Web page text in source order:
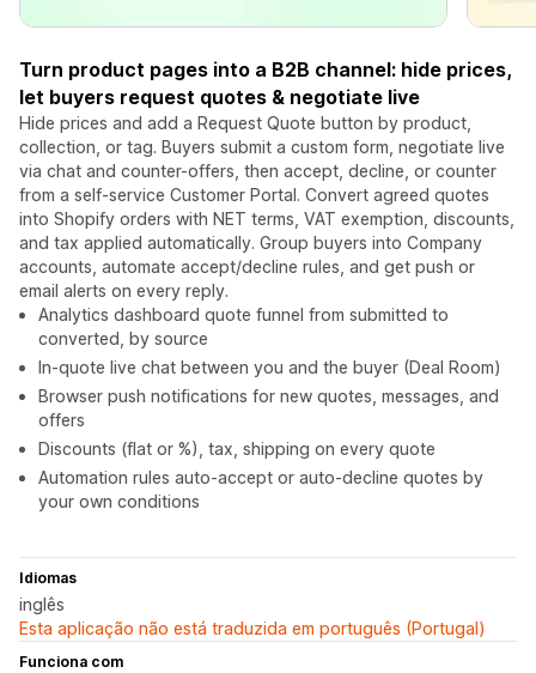
Turn product pages into a B2B channel: hide prices,
let buyers request quotes & negotiate live
Hide prices and add a Request Quote button by product,
collection, or tag. Buyers submit a custom form, negotiate live
via chat and counter-offers, then accept, decline, or counter
from a self-service Customer Portal. Convert agreed quotes
into Shopify orders with NET terms, VAT exemption, discounts,
and tax applied automatically. Group buyers into Company
accounts, automate accept/decline rules, and get push or
email alerts on every reply.
Analytics dashboard quote funnel from submitted to
converted, by source
In-quote live chat between you and the buyer (Deal Room)
Browser push notifications for new quotes, messages, and
offers
Discounts (flat or %), tax, shipping on every quote
Automation rules auto-accept or auto-decline quotes by
your own conditions
Idiomas
inglês
Esta aplicação não está traduzida em português (Portugal)
Funciona com